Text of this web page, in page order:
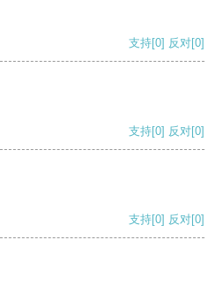
支持[0] 反对[0]
支持[0] 反对[0]
支持[0] 反对[0]